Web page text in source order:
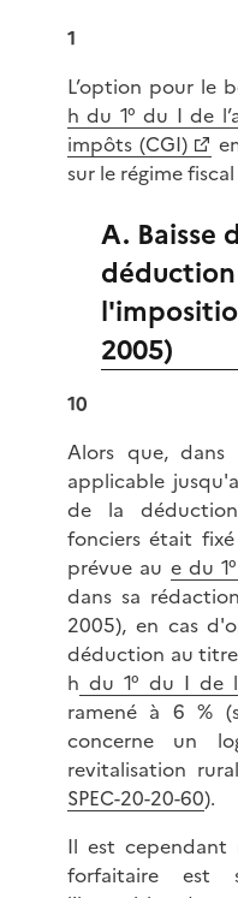
1
L’option pour le
h du 1° du I de
impôts (CGI)
sur le régime
A. Baisse
2005)
10
Alors que,
applicable
de la
fonciers était
prévue au e du
dans sa
2005), en cas
déduction au
h du 1° du I de
ramené à 6 %
concerne un
revitalisation
SPEC-20-20-60).
Il est
forfaitaire est